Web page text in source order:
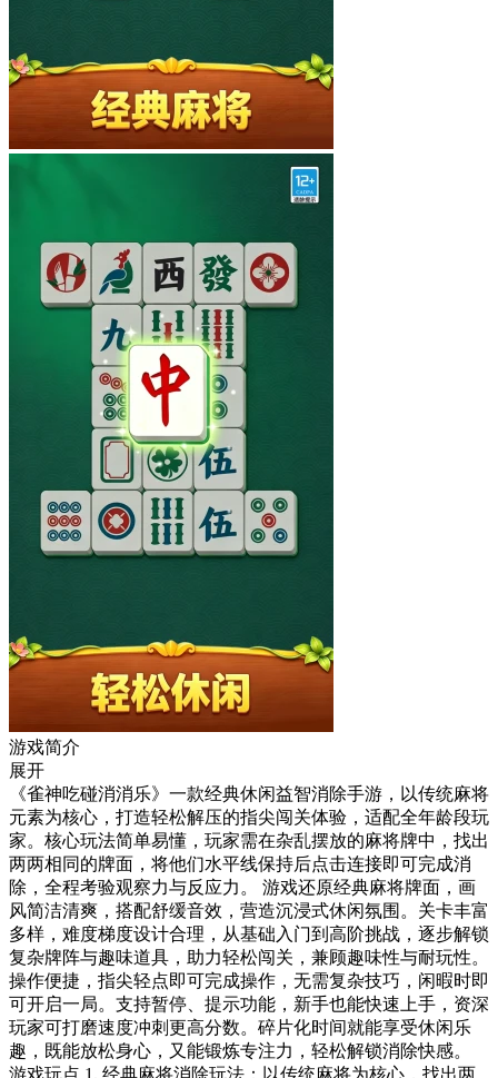
游戏简介
展开
《雀神吃碰消消乐》一款经典休闲益智消除手游，以传统麻将
元素为核心，打造轻松解压的指尖闯关体验，适配全年龄段玩
家。核心玩法简单易懂，玩家需在杂乱摆放的麻将牌中，找出
两两相同的牌面，将他们水平线保持后点击连接即可完成消
除，全程考验观察力与反应力。 游戏还原经典麻将牌面，画
风简洁清爽，搭配舒缓音效，营造沉浸式休闲氛围。关卡丰富
多样，难度梯度设计合理，从基础入门到高阶挑战，逐步解锁
复杂牌阵与趣味道具，助力轻松闯关，兼顾趣味性与耐玩性。
操作便捷，指尖轻点即可完成操作，无需复杂技巧，闲暇时即
可开启一局。支持暂停、提示功能，新手也能快速上手，资深
玩家可打磨速度冲刺更高分数。碎片化时间就能享受休闲乐
趣，既能放松身心，又能锻炼专注力，轻松解锁消除快感。
游戏玩点 1. 经典麻将消除玩法：以传统麻将为核心，找出两